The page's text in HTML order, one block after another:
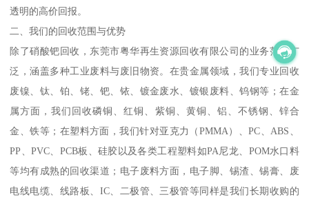
透明的高价回报。
二、我们的回收范围与优势
除了硝酸钯回收，东莞市粤华再生资源回收有限公司的业务范围广
泛，涵盖多种工业废料与废旧物资。在贵金属领域，我们专业回收
废镍、钛、铂、铑、钯、铱、镀金废水、镀银废料、钨钢等；在金
属方面，我们回收磷铜、红铜、紫铜、黄铜、铝、不锈钢、锌合
金、铁等；在塑料方面，我们针对亚克力（PMMA）、PC、ABS、
PP、PVC、PCB板、硅胶以及各类工程塑料如PA尼龙、POM水口料
等均有成熟的回收渠道；电子废料方面，电子脚、锡渣、锡膏、废
电线电缆、线路板、IC、二极管、三极管等同样是我们长期收购的